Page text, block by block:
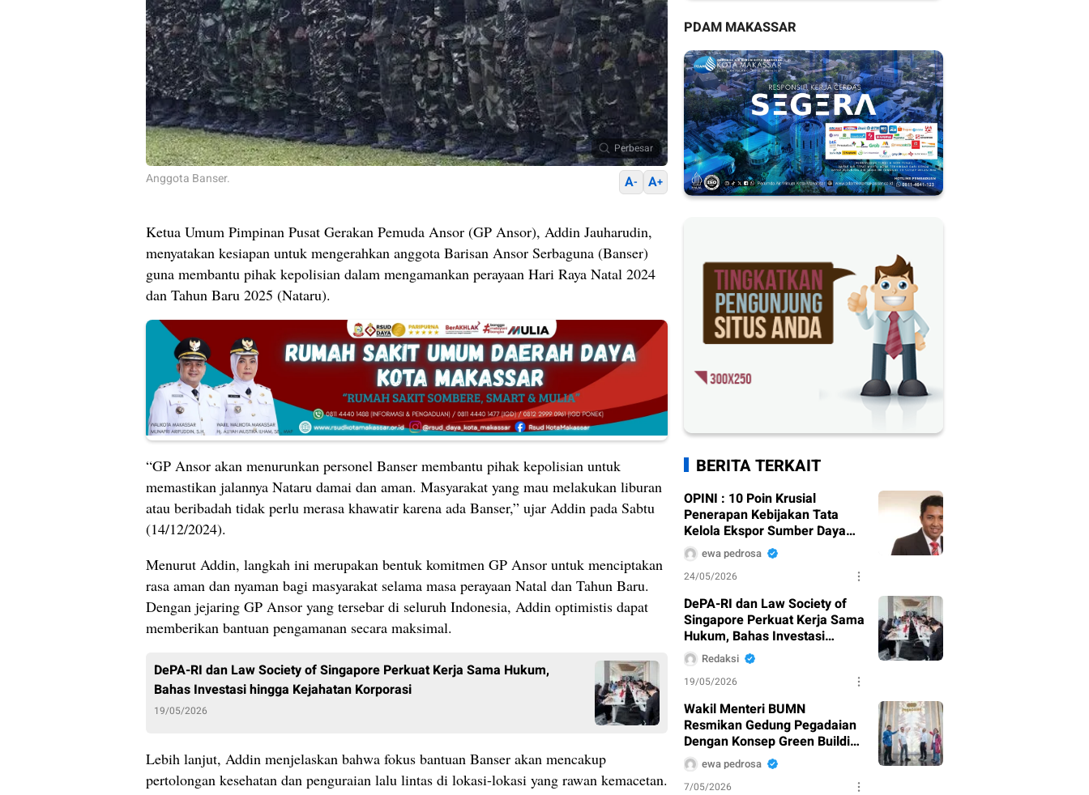
Perbesar
Anggota Banser. A- A+
Ketua Umum Pimpinan Pusat Gerakan Pemuda Ansor (GP Ansor), Addin Jauharudin,
menyatakan kesiapan untuk mengerahkan anggota Barisan Ansor Serbaguna (Banser)
guna membantu pihak kepolisian dalam mengamankan perayaan Hari Raya Natal 2024
dan Tahun Baru 2025 (Nataru).
“GP Ansor akan menurunkan personel Banser membantu pihak kepolisian untuk
memastikan jalannya Nataru damai dan aman. Masyarakat yang mau melakukan liburan
atau beribadah tidak perlu merasa khawatir karena ada Banser,” ujar Addin pada Sabtu
(14/12/2024).
Menurut Addin, langkah ini merupakan bentuk komitmen GP Ansor untuk menciptakan
rasa aman dan nyaman bagi masyarakat selama masa perayaan Natal dan Tahun Baru.
Dengan jejaring GP Ansor yang tersebar di seluruh Indonesia, Addin optimistis dapat
memberikan bantuan pengamanan secara maksimal.
DePA-RI dan Law Society of Singapore Perkuat Kerja Sama Hukum,
Bahas Investasi hingga Kejahatan Korporasi
19/05/2026
Lebih lanjut, Addin menjelaskan bahwa fokus bantuan Banser akan mencakup
pertolongan kesehatan dan penguraian lalu lintas di lokasi-lokasi yang rawan kemacetan.
PDAM MAKASSAR
BERITA TERKAIT
OPINI : 10 Poin Krusial
Penerapan Kebijakan Tata
Kelola Ekspor Sumber Daya
Alam Strategis
ewa pedrosa
24/05/2026
DePA-RI dan Law Society of
Singapore Perkuat Kerja Sama
Hukum, Bahas Investasi
hingga Kejahatan Korporasi
Redaksi
19/05/2026
Wakil Menteri BUMN
Resmikan Gedung Pegadaian
Dengan Konsep Green Building
Di Kramat Raya
ewa pedrosa
7/05/2026